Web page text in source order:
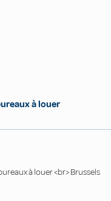
à louer